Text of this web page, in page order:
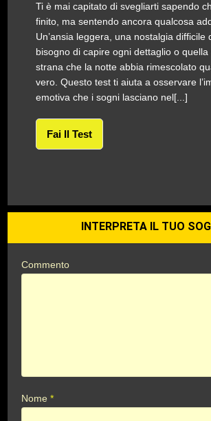
Ti è mai capitato di svegliarti sapendo
finito, ma sentendo ancora qualcosa
Un’ansia leggera, una nostalgia difficile
bisogno di capire ogni dettaglio o quella
strana che la notte abbia rimescolato
vero. Questo test ti aiuta a osservare
emotiva che i sogni lasciano nel[...]
Fai Il Test
INTERPRETA IL TUO
Commento
Nome*